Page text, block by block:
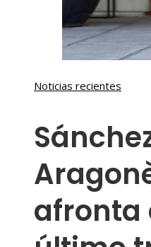
Noticias recientes
afronta